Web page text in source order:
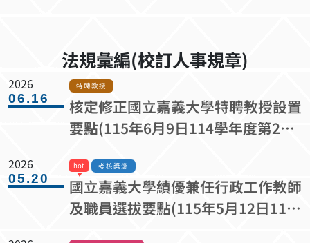
法規彙編(校訂人事規章)
2026
06.16
特聘教授
核定修正國立嘉義大學特聘教授設置
要點(115年6月9日114學年度第2學
2026
05.20
考核獎懲
國立嘉義大學績優兼任行政工作教師
及職員選拔要點(115年5月12日114